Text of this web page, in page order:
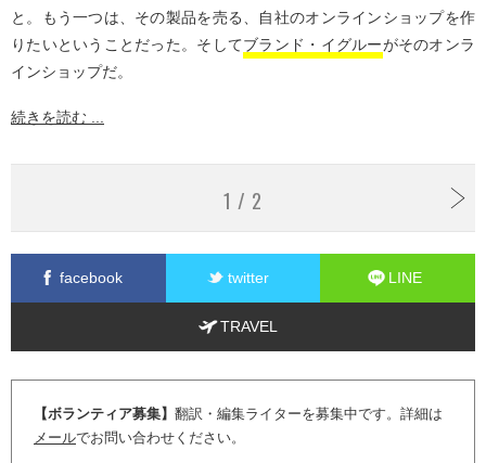
と。もう一つは、その製品を売る、自社のオンラインショップを作
りたいということだった。そしてブランド・イグルーがそのオンラ
インショップだ。
続きを読む ...
1 / 2
facebook twitter LINE
TRAVEL
【ボランティア募集】 翻訳・編集ライターを募集中です。詳細は
メールでお問い合わせください。